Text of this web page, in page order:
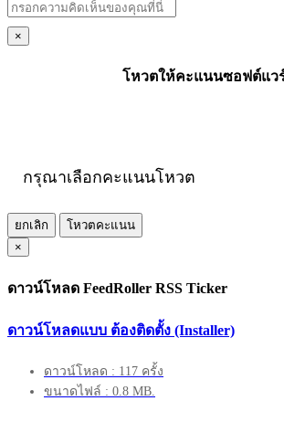
×
โหวตให้คะแนนซอฟต์แว
กรุณาเลือกคะแนนโหวต
ยกเลิก
โหวตคะแนน
×
ดาวน์โหลด FeedRoller RSS Ticker
ดาวน์โหลดแบบ ต้องติดตั้ง (Installer)
ดาวน์โหลด : 117 ครั้ง
ขนาดไฟล์ : 0.8 MB.